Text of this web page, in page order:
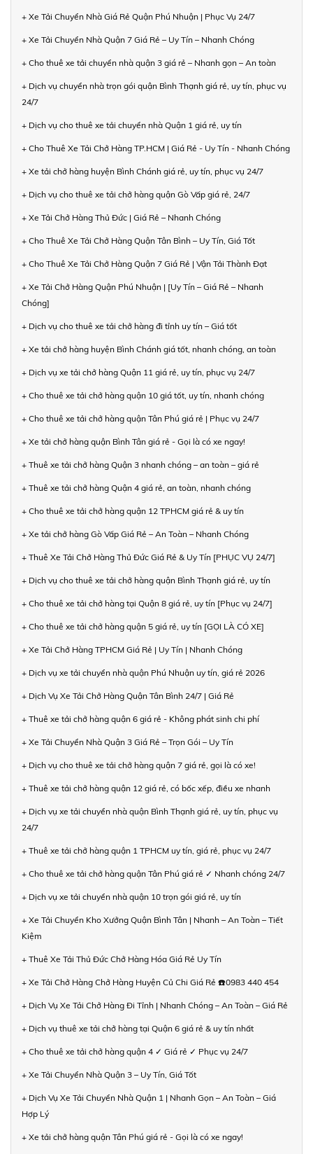
+ Xe Tải Chuyển Nhà Giá Rẻ Quận Phú Nhuận | Phục Vụ 24/7
+ Xe Tải Chuyển Nhà Quận 7 Giá Rẻ – Uy Tín – Nhanh Chóng
+ Cho thuê xe tải chuyển nhà quận 3 giá rẻ – Nhanh gọn – An toàn
+ Dịch vụ chuyển nhà trọn gói quận Bình Thạnh giá rẻ, uy tín, phục vụ
24/7
+ Dịch vụ cho thuê xe tải chuyển nhà Quận 1 giá rẻ, uy tín
+ Cho Thuê Xe Tải Chở Hàng TP.HCM | Giá Rẻ - Uy Tín - Nhanh Chóng
+ Xe tải chở hàng huyện Bình Chánh giá rẻ, uy tín, phục vụ 24/7
+ Dịch vụ cho thuê xe tải chở hàng quận Gò Vấp giá rẻ, 24/7
+ Xe Tải Chở Hàng Thủ Đức | Giá Rẻ – Nhanh Chóng
+ Cho Thuê Xe Tải Chở Hàng Quận Tân Bình – Uy Tín, Giá Tốt
+ Cho Thuê Xe Tải Chở Hàng Quận 7 Giá Rẻ | Vận Tải Thành Đạt
+ Xe Tải Chở Hàng Quận Phú Nhuận | [Uy Tín – Giá Rẻ – Nhanh
Chóng]
+ Dịch vụ cho thuê xe tải chở hàng đi tỉnh uy tín – Giá tốt
+ Xe tải chở hàng huyện Bình Chánh giá tốt, nhanh chóng, an toàn
+ Dịch vụ xe tải chở hàng Quận 11 giá rẻ, uy tín, phục vụ 24/7
+ Cho thuê xe tải chở hàng quận 10 giá tốt, uy tín, nhanh chóng
+ Cho thuê xe tải chở hàng quận Tân Phú giá rẻ | Phục vụ 24/7
+ Xe tải chở hàng quận Bình Tân giá rẻ - Gọi là có xe ngay!
+ Thuê xe tải chở hàng Quận 3 nhanh chóng – an toàn – giá rẻ
+ Thuê xe tải chở hàng Quận 4 giá rẻ, an toàn, nhanh chóng
+ Cho thuê xe tải chở hàng quận 12 TPHCM giá rẻ & uy tín
+ Xe tải chở hàng Gò Vấp Giá Rẻ – An Toàn – Nhanh Chóng
+ Thuê Xe Tải Chở Hàng Thủ Đức Giá Rẻ & Uy Tín [PHỤC VỤ 24/7]
+ Dịch vụ cho thuê xe tải chở hàng quận Bình Thạnh giá rẻ, uy tín
+ Cho thuê xe tải chở hàng tại Quận 8 giá rẻ, uy tín [Phục vụ 24/7]
+ Cho thuê xe tải chở hàng quận 5 giá rẻ, uy tín [GỌI LÀ CÓ XE]
+ Xe Tải Chở Hàng TPHCM Giá Rẻ | Uy Tín | Nhanh Chóng
+ Dịch vụ xe tải chuyển nhà quận Phú Nhuận uy tín, giá rẻ 2026
+ Dịch Vụ Xe Tải Chở Hàng Quận Tân Bình 24/7 | Giá Rẻ
+ Thuê xe tải chở hàng quận 6 giá rẻ - Không phát sinh chi phí
+ Xe Tải Chuyển Nhà Quận 3 Giá Rẻ – Trọn Gói – Uy Tín
+ Dịch vụ cho thuê xe tải chở hàng quận 7 giá rẻ, gọi là có xe!
+ Thuê xe tải chở hàng quận 12 giá rẻ, có bốc xếp, điều xe nhanh
+ Dịch vụ xe tải chuyển nhà quận Bình Thạnh giá rẻ, uy tín, phục vụ
24/7
+ Thuê xe tải chở hàng quận 1 TPHCM uy tín, giá rẻ, phục vụ 24/7
+ Cho thuê xe tải chở hàng quận Tân Phú giá rẻ ✓ Nhanh chóng 24/7
+ Dịch vụ xe tải chuyển nhà quận 10 trọn gói giá rẻ, uy tín
+ Xe Tải Chuyển Kho Xưởng Quận Bình Tân | Nhanh – An Toàn – Tiết
Kiệm
+ Thuê Xe Tải Thủ Đức Chở Hàng Hóa Giá Rẻ Uy Tín
+ Xe Tải Chở Hàng Chở Hàng Huyện Củ Chi Giá Rẻ ☎️0983 440 454
+ Dịch Vụ Xe Tải Chở Hàng Đi Tỉnh | Nhanh Chóng – An Toàn – Giá Rẻ
+ Dịch vụ thuê xe tải chở hàng tại Quận 6 giá rẻ & uy tín nhất
+ Cho thuê xe tải chở hàng quận 4 ✓ Giá rẻ ✓ Phục vụ 24/7
+ Xe Tải Chuyển Nhà Quận 3 – Uy Tín, Giá Tốt
+ Dịch Vụ Xe Tải Chuyển Nhà Quận 1 | Nhanh Gọn – An Toàn – Giá
Hợp Lý
+ Xe tải chở hàng quận Tân Phú giá rẻ - Gọi là có xe ngay!